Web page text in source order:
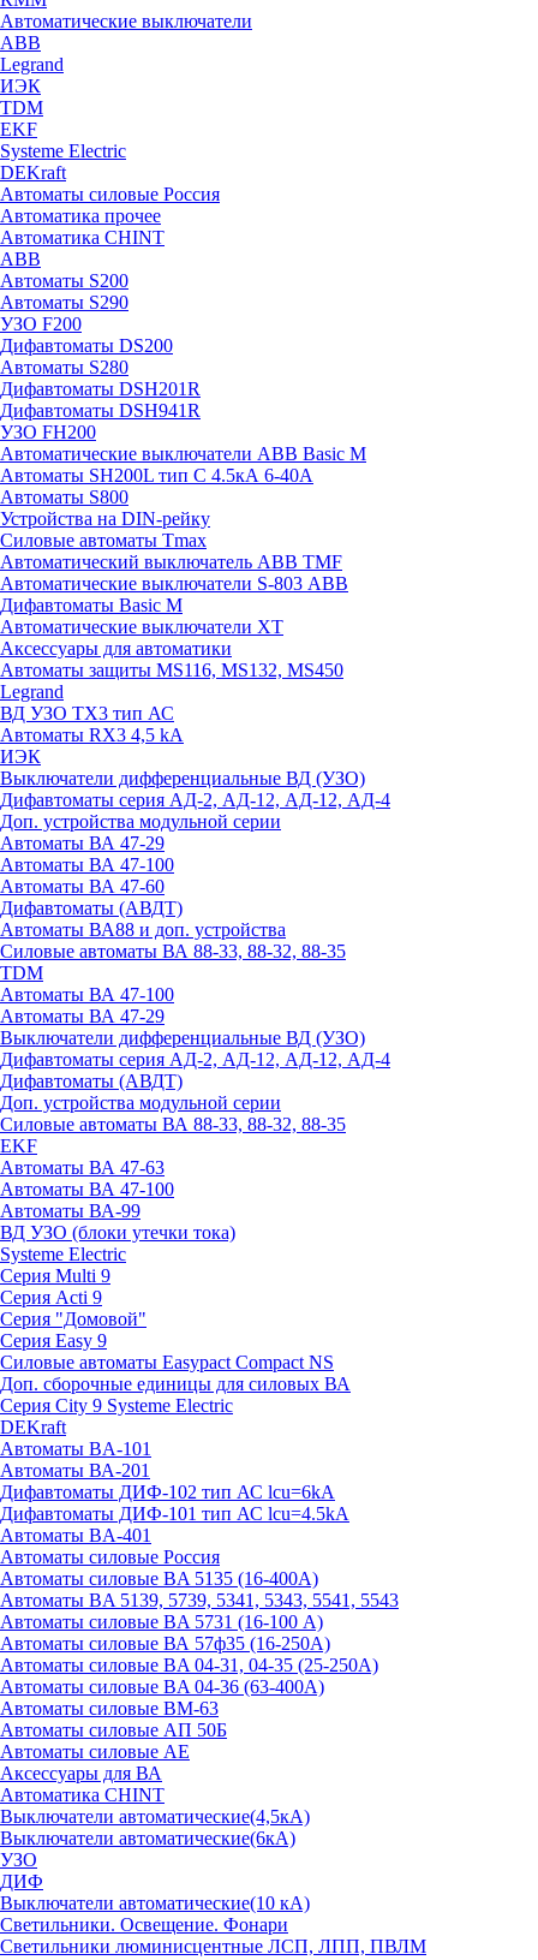
Автоматические выключатели
ABB
Legrand
ИЭК
TDM
EKF
Systeme Electric
DEKraft
Автоматы силовые Россия
Автоматика прочее
Автоматика CHINT
ABB
Автоматы S200
Автоматы S290
УЗО F200
Дифавтоматы DS200
Автоматы S280
Дифавтоматы DSH201R
Дифавтоматы DSH941R
УЗО FH200
Автоматические выключатели ABB Basic M
Автоматы SH200L тип С 4.5кА 6-40А
Автоматы S800
Устройства на DIN-рейку
Силовые автоматы Tmax
Автоматический выключатель ABB TMF
Автоматические выключатели S-803 АВВ
Дифавтоматы Basic M
Автоматические выключатели XT
Аксессуары для автоматики
Автоматы защиты MS116, MS132, MS450
Legrand
ВД УЗО TX3 тип АС
Автоматы RX3 4,5 kA
ИЭК
Выключатели дифференциальные ВД (УЗО)
Дифавтоматы серия АД-2, АД-12, АД-12, АД-4
Доп. устройства модульной серии
Автоматы ВА 47-29
Автоматы ВА 47-100
Автоматы ВА 47-60
Дифавтоматы (АВДТ)
Автоматы ВА88 и доп. устройства
Силовые автоматы ВА 88-33, 88-32, 88-35
TDM
Автоматы ВА 47-100
Автоматы ВА 47-29
Выключатели дифференциальные ВД (УЗО)
Дифавтоматы серия АД-2, АД-12, АД-12, АД-4
Дифавтоматы (АВДТ)
Доп. устройства модульной серии
Силовые автоматы ВА 88-33, 88-32, 88-35
EKF
Автоматы ВА 47-63
Автоматы ВА 47-100
Автоматы ВА-99
ВД УЗО (блоки утечки тока)
Systeme Electric
Серия Multi 9
Серия Acti 9
Серия "Домовой"
Серия Easy 9
Силовые автоматы Easypact Compact NS
Доп. сборочные единицы для силовых ВА
Серия City 9 Systeme Electric
DEKraft
Автоматы BA-101
Автоматы ВА-201
Дифавтоматы ДИФ-102 тип АС lcu=6kA
Дифавтоматы ДИФ-101 тип АС lcu=4.5kA
Автоматы BA-401
Автоматы силовые Россия
Автоматы силовые BA 5135 (16-400А)
Автоматы BA 5139, 5739, 5341, 5343, 5541, 5543
Автоматы силовые BA 5731 (16-100 А)
Автоматы силовые ВА 57ф35 (16-250А)
Автоматы силовые BA 04-31, 04-35 (25-250А)
Автоматы силовые BA 04-36 (63-400А)
Автоматы силовые ВМ-63
Автоматы силовые АП 50Б
Автоматы силовые АЕ
Аксессуары для ВА
Автоматика CHINT
Выключатели автоматические(4,5кА)
Выключатели автоматические(6кА)
УЗО
ДИФ
Выключатели автоматические(10 кА)
Светильники. Освещение. Фонари
Светильники люминисцентные ЛСП, ЛПП, ПВЛМ